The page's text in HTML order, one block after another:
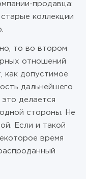
продавца:
коллекции
то во втором
отношений
как допустимое
дальнейшего
делается
стороны. Не
Если и такой
время